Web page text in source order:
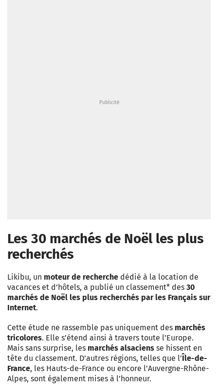
Les 30 marchés de Noël les plus
recherchés
Likibu, un moteur de recherche dédié à la location de
vacances et d’hôtels, a publié un classement* des 30
marchés de Noël les plus recherchés par les Français sur
Internet.
Cette étude ne rassemble pas uniquement des marchés
tricolores. Elle s’étend ainsi à travers toute l’Europe.
Mais sans surprise, les marchés alsaciens se hissent en
tête du classement. D’autres régions, telles que l’Île-de-
France, les Hauts-de-France ou encore l’Auvergne-Rhône-
Alpes, sont également mises à l’honneur.